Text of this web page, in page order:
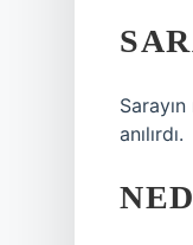
anılırdı.